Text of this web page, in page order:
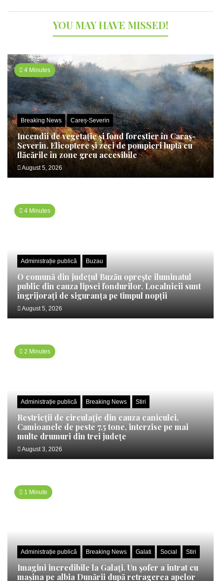
YOU MAY HAVE MISSED!
4 Minutes
Breaking News Careș-Severin
Incendii de vegetație și fond forestier în Caraș-
Severin. Elicoptere și zeci de pompieri luptă cu
flăcările în zone greu accesibile
August 5, 2026
4 Minutes
Administrație publică Buzau
O comună din județul Buzău oprește iluminatul
public din cauza lipsei fondurilor. Localnicii sunt
îngrijorați de siguranța pe timpul nopții
August 5, 2026
2 Minutes
Administrație publică Breaking News Stiri
Restricții de circulație din cauza caniculei.
Camioanele de peste 7,5 tone, interzise pe mai
multe drumuri din trei județe
August 3, 2026
1 Minute
Administrație publică Breaking News Galati Social Stiri
Imagini incredibile la Galați. Un șofer a intrat cu
mașina pe albia Dunării după retragerea apelor